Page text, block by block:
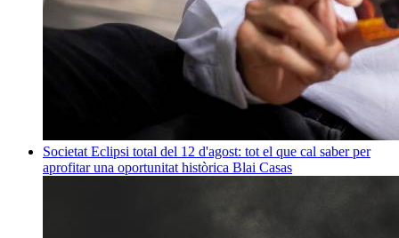
Societat Eclipsi total del 12 d'agost: tot el que cal saber per
aprofitar una oportunitat històrica Blai Casas